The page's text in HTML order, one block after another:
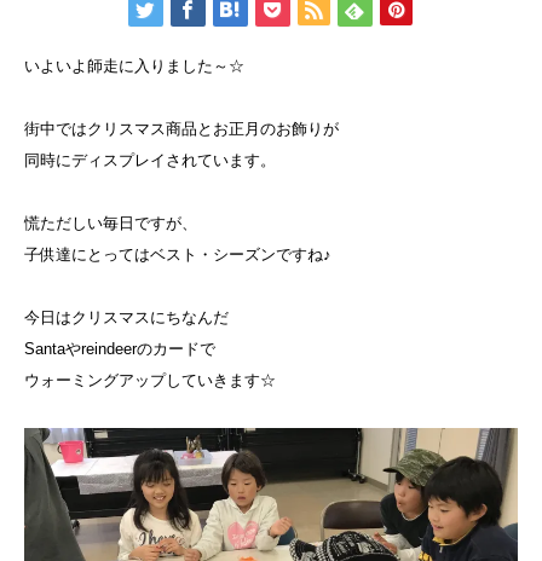
いよいよ師走に入りました～☆
街中ではクリスマス商品とお正月のお飾りが
同時にディスプレイされています。
慌ただしい毎日ですが、
子供達にとってはベスト・シーズンですね♪
今日はクリスマスにちなんだ
Santaやreindeerのカードで
ウォーミングアップしていきます☆